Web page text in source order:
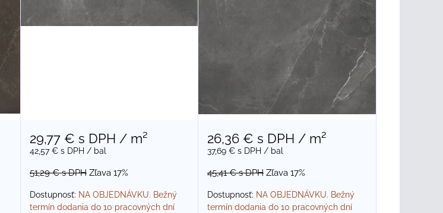
29,77 € s DPH / m²
42,57 € s DPH / bal
51,29 €s DPH Zľava 17%
Dostupnosť: NA OBJEDNÁVKU. Bežný
termín dodania do 10 pracovných dní
26,36 € s DPH / m²
37,69 €s DPH / bal
45,41 €s DPH Zľava 17%
Dostupnosť: NA OBJEDNÁVKU. Bežný
termín dodania do 10 pracovných dní